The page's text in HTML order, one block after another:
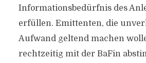
Informationsbedürfnis des
erfüllen. Emittenten, die
Aufwand geltend machen
rechtzeitig mit der BaFin